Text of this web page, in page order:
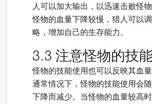
人可以加大输出，以迅速击败怪
怪物的血量下降较慢，猎人可以
略，增加自己的生存能力。
3.3 注意怪物的技
怪物的技能使用也可以反映其血量
通常情况下，怪物的技能使用会
下降而减少。当怪物的血量较高